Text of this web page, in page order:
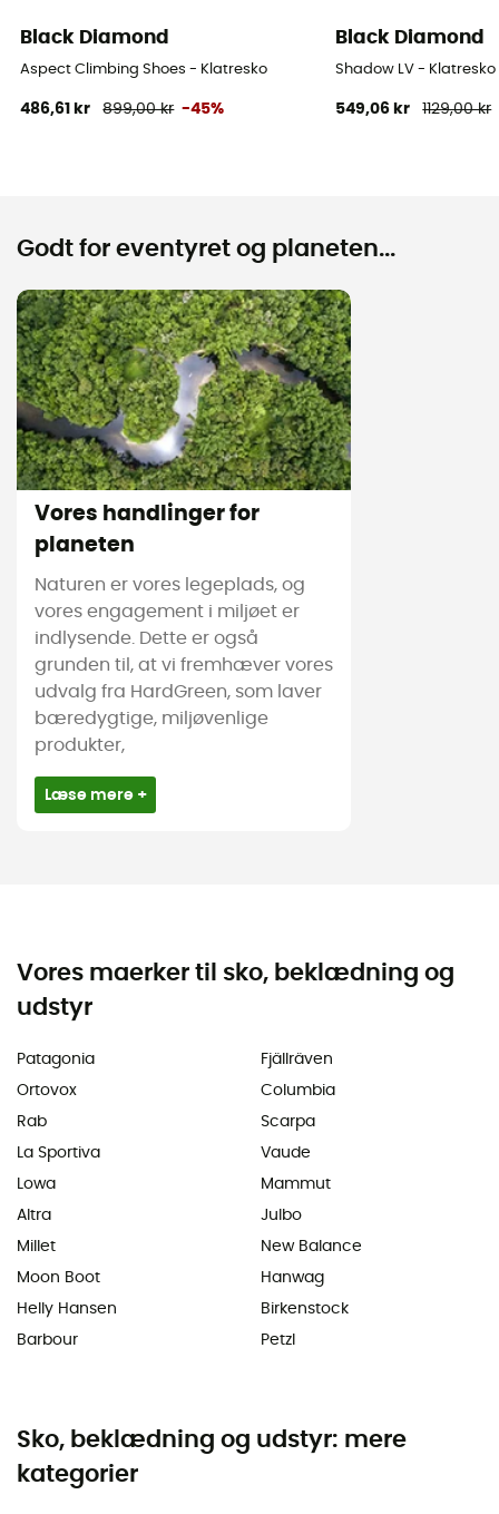
Black Diamond
Aspect Climbing Shoes - Klatresko
486,61 kr 899,00 kr -45%
Black Diamond
Shadow LV - Klatresko
549,06 kr 1129,00 kr
Godt for eventyret og planeten...
Vores handlinger for
planeten
Naturen er vores legeplads, og
vores engagement i miljøet er
indlysende. Dette er også
grunden til, at vi fremhæver vores
udvalg fra HardGreen, som laver
bæredygtige, miljøvenlige
produkter,
Læse mere +
Vores maerker til sko, beklædning og
udstyr
Patagonia
Ortovox
Rab
La Sportiva
Lowa
Altra
Millet
Moon Boot
Helly Hansen
Barbour
Fjällräven
Columbia
Scarpa
Vaude
Mammut
Julbo
New Balance
Hanwag
Birkenstock
Petzl
Sko, beklædning og udstyr: mere
kategorier